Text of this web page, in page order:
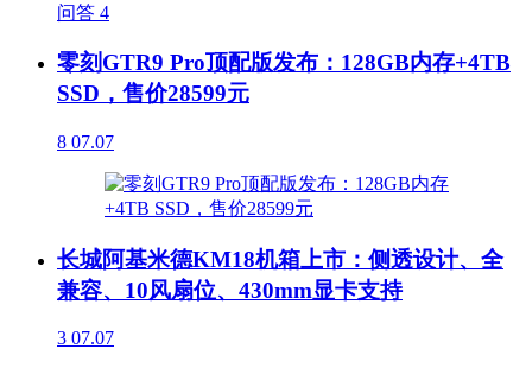
问答 4
零刻GTR9 Pro顶配版发布：128GB内存+4TB
SSD，售价28599元
8 07.07
长城阿基米德KM18机箱上市：侧透设计、全
兼容、10风扇位、430mm显卡支持
3 07.07